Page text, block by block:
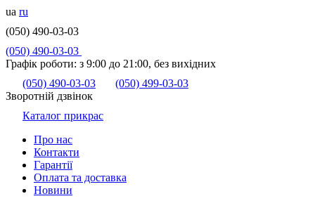
ua ru
(050) 490-03-03
(050) 490-03-03
Графік роботи: з 9:00 до 21:00, без вихідних
(050) 490-03-03
(050) 499-03-03
Зворотній дзвінок
Каталог прикрас
Про нас
Контакти
Гарантії
Оплата та доставка
Новини